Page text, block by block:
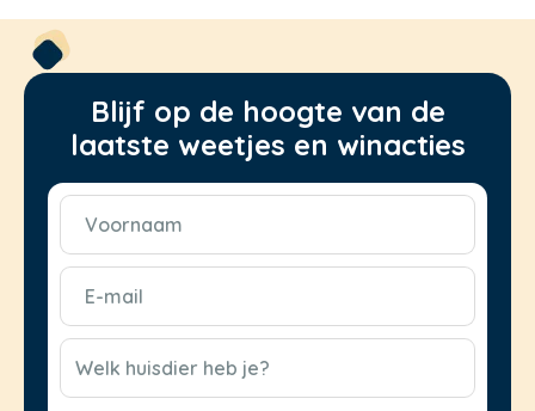
Blijf op de hoogte van de
laatste weetjes en winacties
Voornaam
(Vereist)
E-
mail
(Vereist)
CAPTCHA
Welk huisdier heb je?